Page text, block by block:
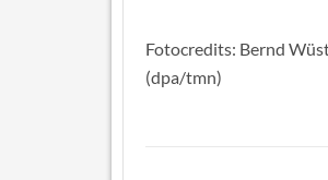
Fotocredits: Bernd
(dpa/tmn)